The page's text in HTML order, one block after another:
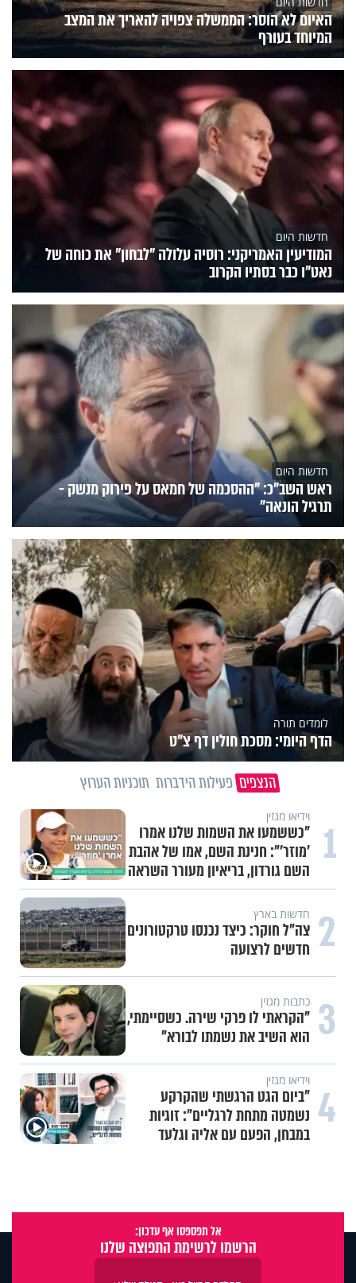
האיום לא הוסר: הממשלה צפויה להאריך את המצב
המיוחד בעורף
חדשות היום
המודיעין האמריקני: רוסיה עלולה "לבחון" את כוחה של
נאט"ו כבר בסתיו הקרוב
חדשות היום
ראש השב"כ: "ההסכמה של חמאס על פירוק מנשק -
תרגיל הונאה"
לומדים תורה
הדף היומי: מסכת חולין דף צ"ט
הנצפים פעילות הידברות תוכניות הערוץ
1 וידיאו מגזין
"כששמעו את השמות שלנו אמרו
'מוזר'": חנינת השם, אמו של אהבת
השם גורדון, בריאיון מעורר השראה
2 חדשות בארץ
צה"ל חוקר: כיצד נכנסו טרקטורונים
חדשים לרצועה
3 כתבות מגזין
"הקראתי לו פרקי שירה. כשסיימתי,
הוא השיב את נשמתו לבורא"
4 וידיאו מגזין
"ביום הגט הרגשתי שהקרקע
נשמטה מתחת לרגליים": זוגיות
במבחן, הפעם עם אליה וגלעד
אל תפספסו אף עדכון:
הרשמו לרשימת התפוצה שלנו